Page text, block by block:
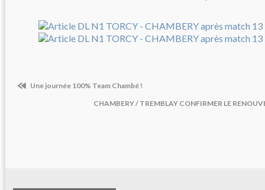
Une journée 100% Team Chambé !
CHAMBERY / TREMBLAY CONFIRMER LE